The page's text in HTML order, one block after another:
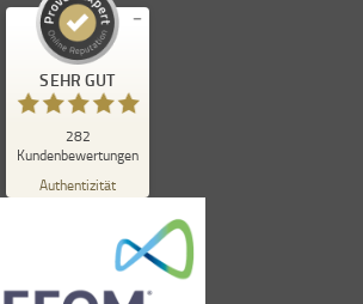
SEHR GUT
282
Kundenbewertungen
Authentizität
und Erfahrungen zu
sprechbar in berlin
Empfehlungen auf
ProvenExpert.com
4,84
/
262
Bewertungen auf
ProvenExpert.com
Quelle